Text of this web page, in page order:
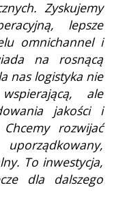
Zyskujemy
lepsze
omnichannel i
na rosnącą
nas logistyka nie
ale
jakości i
rozwijać
To inwestycja,
dla dalszego